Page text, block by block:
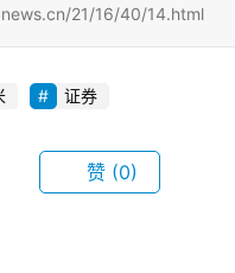
21/16/40/14.html
证券
赞 (0)